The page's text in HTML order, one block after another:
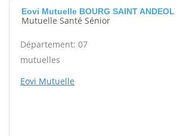
Eovi Mutuelle BOURG SAINT ANDEOL
Mutuelle Santé Sénior
Département: 07
mutuelles
Eovi Mutuelle